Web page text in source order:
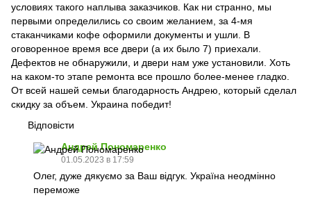
условиях такого наплыва заказчиков. Как ни странно, мы
первыми определились со своим желанием, за 4-мя
стаканчиками кофе оформили документы и ушли. В
оговоренное время все двери (а их было 7) приехали.
Дефектов не обнаружили, и двери нам уже установили. Хоть
на каком-то этапе ремонта все прошло более-менее гладко.
От всей нашей семьи благодарность Андрею, который сделал
скидку за объем. Украина победит!
Відповісти
Андрей Пономаренко
01.05.2023 в 17:59
Олег, дуже дякуємо за Ваш відгук. Україна неодмінно
переможе